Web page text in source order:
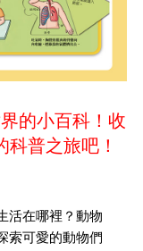
的小百科！收
普之旅吧！
活在哪裡？動物
索可愛的動物們